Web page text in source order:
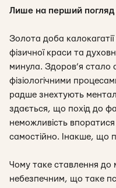
Лише на перший погляд
Золота доба
фізичної краси та
минула. Здоров’я стало
фізіологічними
радше знехтують
здається, що похід до
неможливість
самостійно. Інакше, що
Чому таке ставлення до
небезпечним, що таке